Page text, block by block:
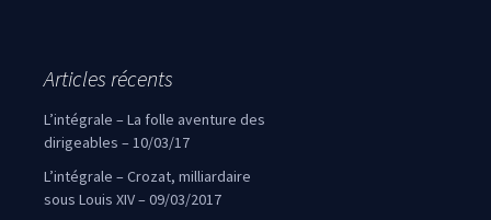
Articles récents
L’intégrale – La folle aventure des
dirigeables – 10/03/17
L’intégrale – Crozat, milliardaire
sous Louis XIV – 09/03/2017